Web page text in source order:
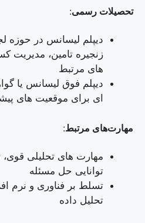
تحصیلات رسمی:
دیپلم لیسانس در حوزه
زنجیره تامین، مدیریت
های مرتبط
دیپلم فوق لیسانس یا
ای برای موقعیت های
مهارت‌های مرتبط:
مهارت های تحلیلی قوی،
توانایی حل مسئله
تسلط بر فناوری و نرم
تحلیل داده